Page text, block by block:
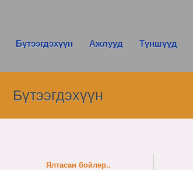
Бүтээгдэхүүн Ажлууд Түншүүд
Бүтээгдэхүүн
Ялтасан бойлер..